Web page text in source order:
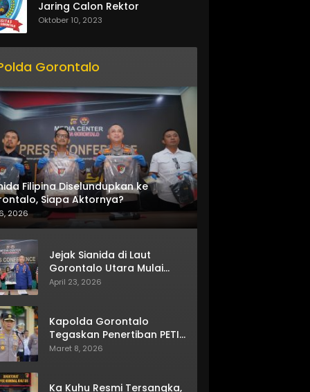
Jaring Calon Rektor
Oktober 10, 2023
Gorontalo
Filipina Diselundupkan ke
Siapa Aktornya?
2026
Jejak Sianida di Laut
Gorontalo Utara Mulai
Terkuak
April 23, 2026
Kapolda Gorontalo
Tegaskan Penertiban PETI
Terus Berjalan
Maret 8, 2026
Ka Kuhu Resmi Tersangka,